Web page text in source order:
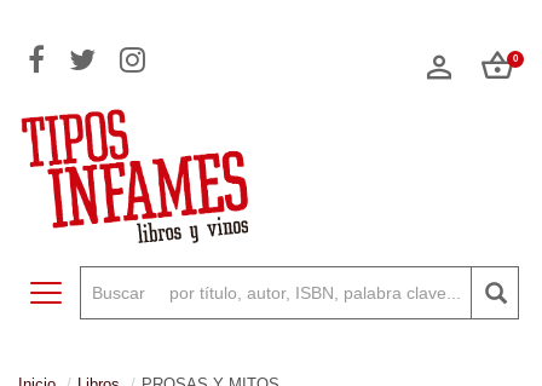
0
Toggle navigation